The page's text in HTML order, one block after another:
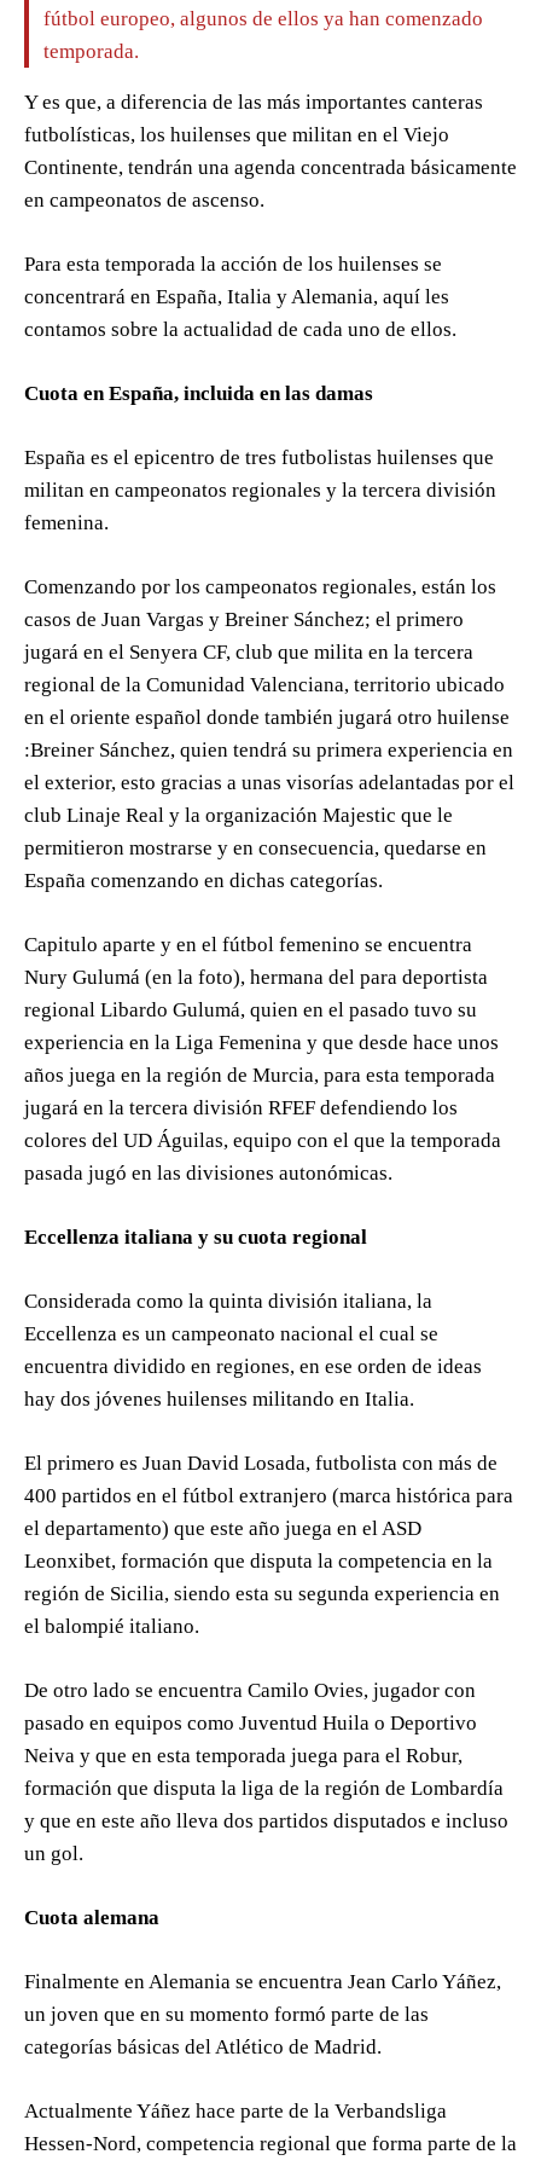
fútbol europeo, algunos de ellos ya han comenzado
temporada.
Y es que, a diferencia de las más importantes canteras
futbolísticas, los huilenses que militan en el Viejo
Continente, tendrán una agenda concentrada básicamente
en campeonatos de ascenso.
Para esta temporada la acción de los huilenses se
concentrará en España, Italia y Alemania, aquí les
contamos sobre la actualidad de cada uno de ellos.
Cuota en España, incluida en las damas
España es el epicentro de tres futbolistas huilenses que
militan en campeonatos regionales y la tercera división
femenina.
Comenzando por los campeonatos regionales, están los
casos de Juan Vargas y Breiner Sánchez; el primero
jugará en el Senyera CF, club que milita en la tercera
regional de la Comunidad Valenciana, territorio ubicado
en el oriente español donde también jugará otro huilense
:Breiner Sánchez, quien tendrá su primera experiencia en
el exterior, esto gracias a unas visorías adelantadas por el
club Linaje Real y la organización Majestic que le
permitieron mostrarse y en consecuencia, quedarse en
España comenzando en dichas categorías.
Capitulo aparte y en el fútbol femenino se encuentra
Nury Gulumá (en la foto), hermana del para deportista
regional Libardo Gulumá, quien en el pasado tuvo su
experiencia en la Liga Femenina y que desde hace unos
años juega en la región de Murcia, para esta temporada
jugará en la tercera división RFEF defendiendo los
colores del UD Águilas, equipo con el que la temporada
pasada jugó en las divisiones autonómicas.
Eccellenza italiana y su cuota regional
Considerada como la quinta división italiana, la
Eccellenza es un campeonato nacional el cual se
encuentra dividido en regiones, en ese orden de ideas
hay dos jóvenes huilenses militando en Italia.
El primero es Juan David Losada, futbolista con más de
400 partidos en el fútbol extranjero (marca histórica para
el departamento) que este año juega en el ASD
Leonxibet, formación que disputa la competencia en la
región de Sicilia, siendo esta su segunda experiencia en
el balompié italiano.
De otro lado se encuentra Camilo Ovies, jugador con
pasado en equipos como Juventud Huila o Deportivo
Neiva y que en esta temporada juega para el Robur,
formación que disputa la liga de la región de Lombardía
y que en este año lleva dos partidos disputados e incluso
un gol.
Cuota alemana
Finalmente en Alemania se encuentra Jean Carlo Yáñez,
un joven que en su momento formó parte de las
categorías básicas del Atlético de Madrid.
Actualmente Yáñez hace parte de la Verbandsliga
Hessen-Nord, competencia regional que forma parte de la